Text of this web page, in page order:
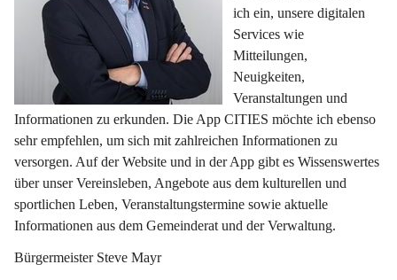
ich ein, unsere digitalen
Services wie
Mitteilungen,
Neuigkeiten,
Veranstaltungen und
Informationen zu erkunden. Die App CITIES möchte ich ebenso
sehr empfehlen, um sich mit zahlreichen Informationen zu
versorgen. Auf der Website und in der App gibt es Wissenswertes
über unser Vereinsleben, Angebote aus dem kulturellen und
sportlichen Leben, Veranstaltungstermine sowie aktuelle
Informationen aus dem Gemeinderat und der Verwaltung.
Bürgermeister Steve Mayr